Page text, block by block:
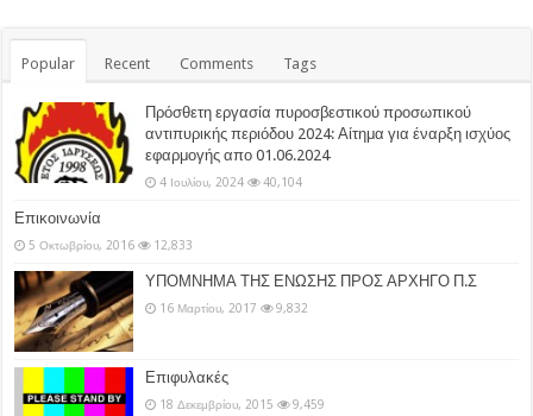
Popular Recent Comments Tags
Πρόσθετη εργασία πυροσβεστικού προσωπικού
αντιπυρικής περιόδου 2024: Αίτημα για έναρξη ισχύος
εφαρμογής απο 01.06.2024
4 Ιουλίου, 2024 40,104
Επικοινωνία
5 Οκτωβρίου, 2016 12,833
ΥΠΟΜΝΗΜΑ ΤΗΣ ΕΝΩΣΗΣ ΠΡΟΣ ΑΡΧΗΓΟ Π.Σ
16 Μαρτίου, 2017 9,832
Επιφυλακές
18 Δεκεμβρίου, 2015 9,459